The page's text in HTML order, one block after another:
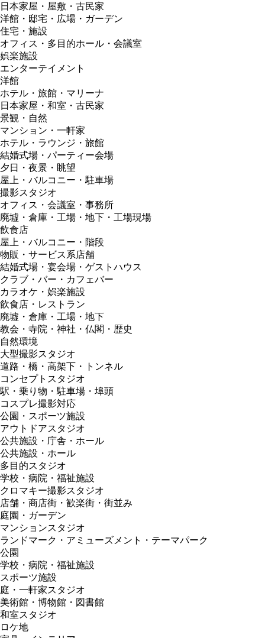
日本家屋・屋敷・古民家
洋館・邸宅・広場・ガーデン
住宅・施設
オフィス・多目的ホール・会議室
娯楽施設
エンターテイメント
洋館
ホテル・旅館・マリーナ
日本家屋・和室・古民家
景観・自然
マンション・一軒家
ホテル・ラウンジ・旅館
結婚式場・パーティー会場
夕日・夜景・眺望
屋上・バルコニー・駐車場
撮影スタジオ
オフィス・会議室・事務所
廃墟・倉庫・工場・地下・工場現場
飲食店
屋上・バルコニー・階段
物販・サービス系店舗
結婚式場・宴会場・ゲストハウス
クラブ・バー・カフェバー
カラオケ・娯楽施設
飲食店・レストラン
廃墟・倉庫・工場・地下
教会・寺院・神社・仏閣・歴史
自然環境
大型撮影スタジオ
道路・橋・高架下・トンネル
コンセプトスタジオ
駅・乗り物・駐車場・埠頭
コスプレ撮影対応
公園・スポーツ施設
アウトドアスタジオ
公共施設・庁舎・ホール
公共施設・ホール
多目的スタジオ
学校・病院・福祉施設
クロマキー撮影スタジオ
店舗・商店街・歓楽街・街並み
庭園・ガーデン
マンションスタジオ
ランドマーク・アミューズメント・テーマパーク
公園
学校・病院・福祉施設
スポーツ施設
庭・一軒家スタジオ
美術館・博物館・図書館
和室スタジオ
ロケ地